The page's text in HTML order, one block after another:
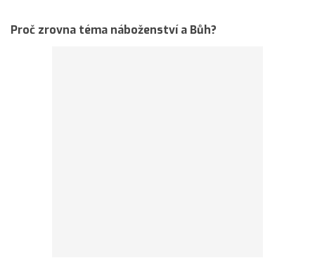
Proč zrovna téma náboženství a Bůh?